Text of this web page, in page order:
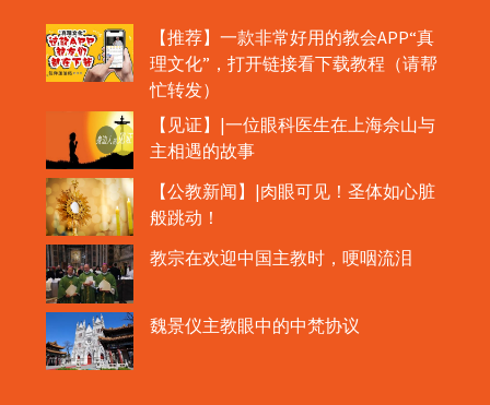
【推荐】一款非常好用的教会APP“真
理文化”，打开链接看下载教程（请帮
忙转发）
【见证】|一位眼科医生在上海佘山与
主相遇的故事
【公教新闻】|肉眼可见！圣体如心脏
般跳动！
教宗在欢迎中国主教时，哽咽流泪
魏景仪主教眼中的中梵协议